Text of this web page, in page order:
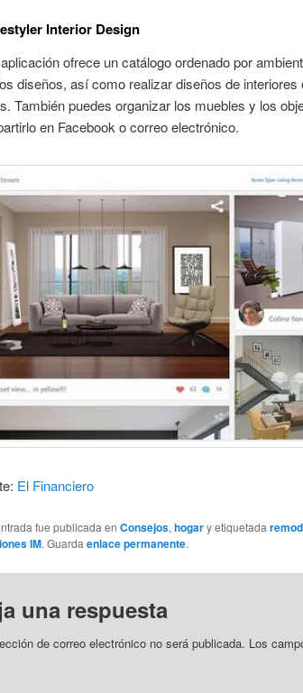
Interior Design
ofrece un catálogo ordenado por
diseños, así como realizar diseños de interiores
También puedes organizar los muebles y los
en Facebook o correo electrónico.
El Financiero
fue publicada en Consejos, hogary etiquetada
IM. Guarda enlace permanente.
una respuesta
de correo electrónico no será publicada. Los